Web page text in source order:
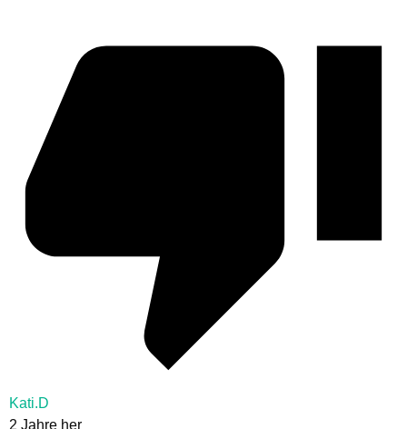
Kati.D
2 Jahre her